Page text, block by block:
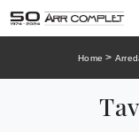
Home >